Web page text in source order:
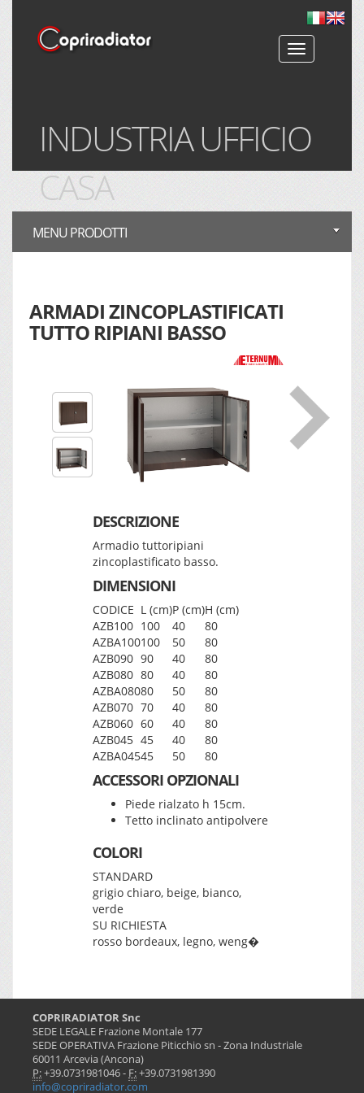
Toggle
navigation
INDUSTRIA UFFICIO
CASA
MENU PRODOTTI
ARMADI ZINCOPLASTIFICATI
TUTTO RIPIANI BASSO
DESCRIZIONE
Armadio tuttoripiani
zincoplastificato basso.
DIMENSIONI
CODICE L (cm)P (cm)H (cm)
AZB100 100 40
80
AZBA100100 50
80
AZB090 90 40
80
AZB080 80 40
80
AZBA08080 50
80
AZB070 70 40
80
AZB060 60 40
80
AZB045 45 40
80
AZBA04545 50 80
ACCESSORI OPZIONALI
Piede rialzato h 15cm.
Tetto inclinato antipolvere
COLORI
STANDARD
grigio chiaro, beige, bianco,
verde
SU RICHIESTA
rosso bordeaux, legno, weng�
COPRIRADIATOR Snc
SEDE LEGALE Frazione Montale 177
SEDE OPERATIVA Frazione Piticchio sn - Zona Industriale
60011 Arcevia (Ancona)
P:+39.0731981046 - F:+39.0731981390
info@copriradiator.com